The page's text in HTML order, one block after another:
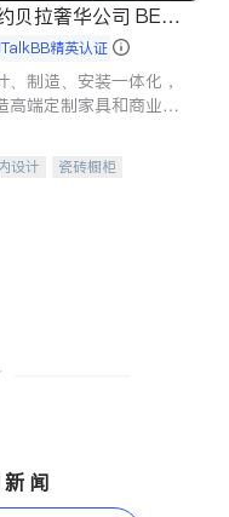
拉奢华公司 BELL
iTalkBB精英认证
、制造、安装一体化，
高端定制家具和商业空
设计
瓷砖橱柜
闻